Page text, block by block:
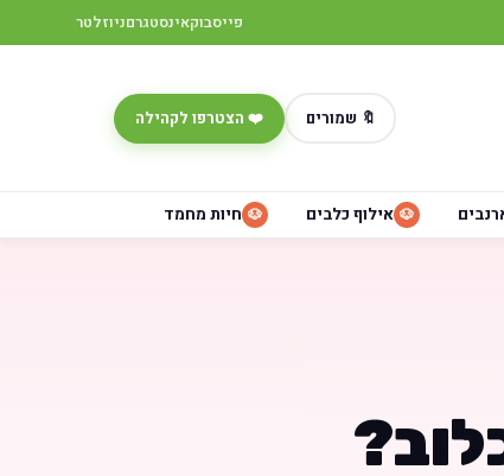
פייסבוקאינסטגרםניוזלטר
🔖 שמורים ❤️ הצטרפו לקהילה
🐶 אילוף כלבים 🐶 חיות מחמד